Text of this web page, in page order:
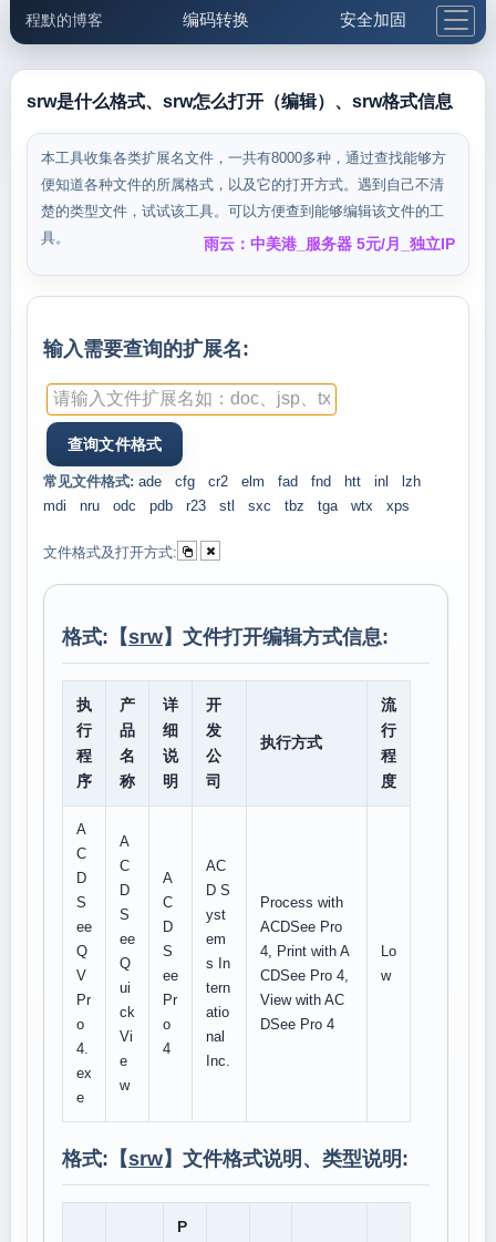
程默的博客 编码转换 安全加固
邮件工具 生活便民 更多工具
5.1支付宝大红包
srw是什么格式、srw怎么打开（编辑）、srw格式信息
本工具收集各类扩展名文件，一共有8000多种，通过查找能够方
便知道各种文件的所属格式，以及它的打开方式。遇到自己不清
楚的类型文件，试试该工具。可以方便查到能够编辑该文件的工
具。
雨云：中美港_服务器 5元/月_独立IP
输入需要查询的扩展名:
常见文件格式: ade cfg cr2 elm fad fnd htt inl
lzh
mdi
nru odc pdb r23 stl sxc tbz tga wtx xps
文件格式及打开方式:
格式:【srw】文件打开编辑方式信息:
执
行
程
序
产
品
名
称
详
细
说
明
开
发
公
司
执行方式
流
行
程
度
A
C
D
S
ee
Q
V
Pr
o
4.
ex
e
A
C
D
S
ee
Q
ui
ck
Vi
e
w
A
C
D
S
ee
Pr
o
4
AC
D S
yst
em
s In
tern
atio
nal
Inc.
Process with
ACDSee Pro
4, Print with A
CDSee Pro 4,
View with AC
DSee Pro 4
Lo
w
格式:【srw】文件格式说明、类型说明:
P